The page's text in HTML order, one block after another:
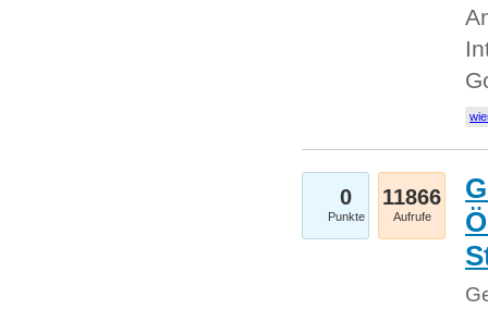
0
Punkte
11866
Aufrufe